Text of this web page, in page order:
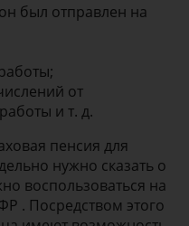
был отправлен на
от
и т. д.
пенсия для
нужно сказать о
воспользоваться на
. Посредством этого